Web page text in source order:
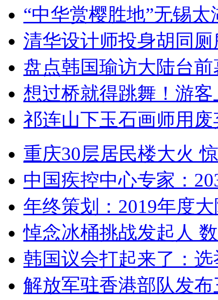
“中华赏樱胜地”无锡
清华设计师投身胡同
盘点韩国瑜访大陆台
想过桥就得跳舞！游客
祁连山下玉石画师用
重庆30层居民楼大火
中国疾控中心专家：
年终策划：2019年度
悼念冰桶挑战发起人
韩国议会打起来了：
解放军驻香港部队发